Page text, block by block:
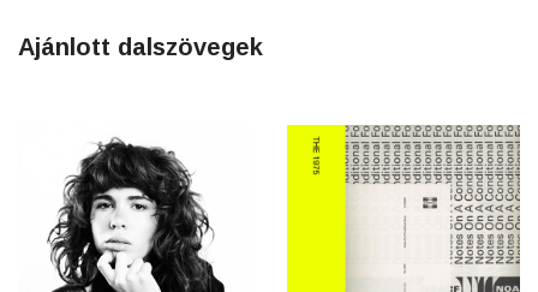
Ajánlott dalszövegek